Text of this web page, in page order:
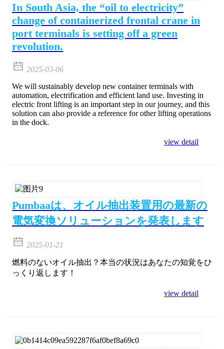
In South Asia, the “oil to electricity”
change of containerized frontal crane in
port terminals is setting off a green
revolution.
2025-03-06
We will sustainably develop new container terminals with
automation, electrification and efficient land use. Investing in
electric front lifting is an important step in our journey, and this
solution can also provide a reference for other lifting operations
in the dock.
view detail
Pumbaaは、オイル抽出装置用の最新の
電気変換ソリューションを発表します
2025-01-21
燃料のないオイル抽出？本当の状況はあなたの知覚をひ
っくり返します！
view detail